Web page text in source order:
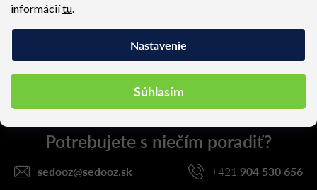
informáciítu
Nastavenie
Súhlasím
PRIHLÁSIŤ SA
ä
sedooz@sedooz.sk +421 904 530 656